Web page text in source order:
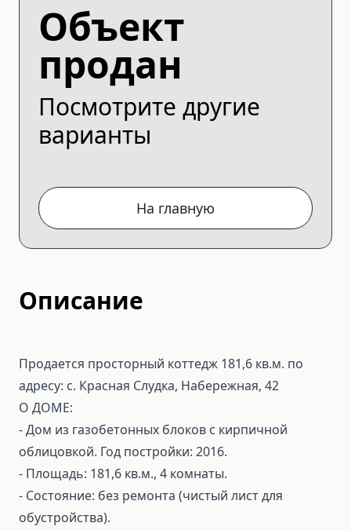
Объект
продан
Посмотрите другие
варианты
На главную
Описание
Продается просторный коттедж 181,6 кв.м. по
адресу: с. Красная Слудка, Набережная, 42
О ДОМЕ:
- Дом из газобетонных блоков с кирпичной
облицовкой. Год постройки: 2016.
- Площадь: 181,6 кв.м., 4 комнаты.
- Состояние: без ремонта (чистый лист для
обустройства).